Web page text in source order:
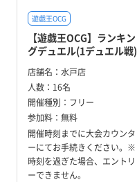
遊戯王OCG
【遊戯王OCG】ランキン
グデュエル(1デュエル戦)
店舗名： 水戸店
人数： 16名
開催種別： フリー
参加料： 無料
開催時刻までに大会カウンタ
ーにてお手続きください。※
時刻を過ぎた場合、エントリ
ーできません。